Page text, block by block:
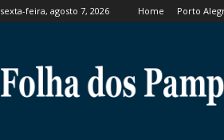
sexta-feira, agosto 7, 2026 Home Porto